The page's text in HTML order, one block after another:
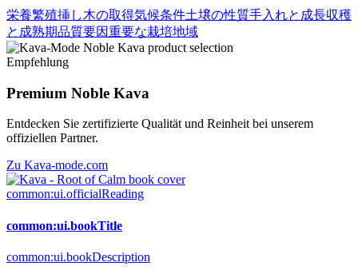
栄養繁殖挿し木の取得気候条件土壌の性質手入れと成長収穫
と成熟期品質要因重要な栽培地域
Empfehlung
Premium Noble Kava
Entdecken Sie zertifizierte Qualität und Reinheit bei unserem
offiziellen Partner.
Zu Kava-mode.com
common:ui.officialReading
common:ui.bookTitle
common:ui.bookDescription